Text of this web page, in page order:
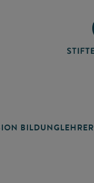
BILDUNG